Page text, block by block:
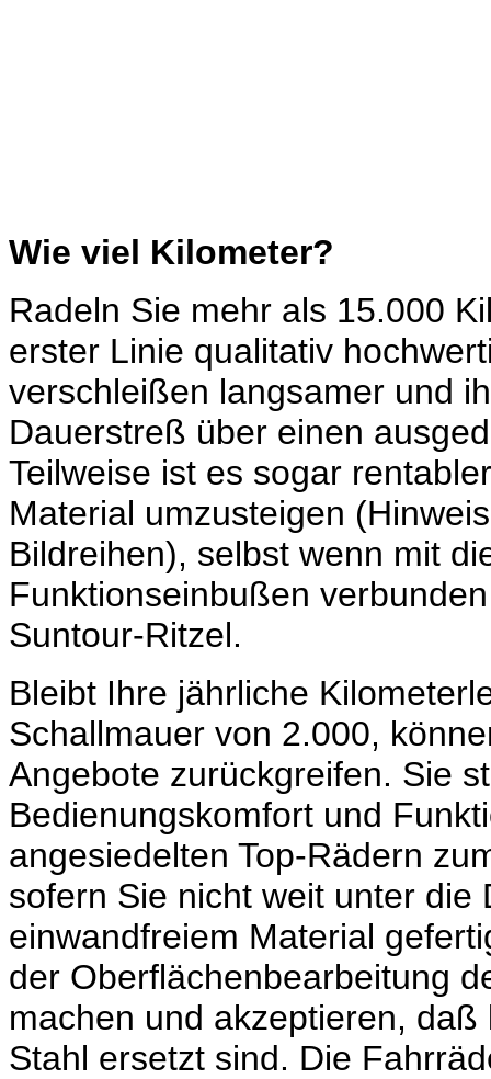
Wie viel Kilometer?
Radeln Sie mehr als 15.000
erster Linie qualitativ
verschleißen langsamer und
Dauerstreß über einen
Teilweise ist es sogar
Material umzusteigen
Bildreihen), selbst wenn mit
Funktionseinbußen
Suntour-Ritzel.
Bleibt Ihre jährliche
Schallmauer von 2.000,
Angebote zurückgreifen. Sie
Bedienungskomfort und
angesiedelten Top-Rädern
sofern Sie nicht weit unter
einwandfreiem Material
der Oberflächenbearbeitung
machen und akzeptieren,
Stahl ersetzt sind. Die